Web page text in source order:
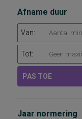
Afname duur
Van:
Tot:
PAS TOE
Jaar normering